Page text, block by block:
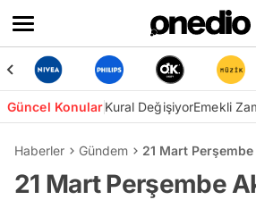
Güncel KonularKural DeğişiyorEmekli
Haberler Gündem 21 Mart Perşembe
21 Mart Perşembe